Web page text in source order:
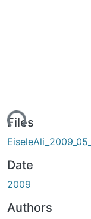
Files
Date
2009
Authors